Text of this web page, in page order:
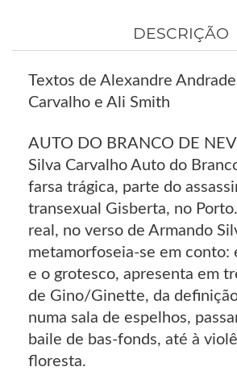
DESCRIÇÃO
Textos de Alexandre
Carvalho e Ali Smith
AUTO DO BRANCO DE
Silva Carvalho Auto do
farsa trágica, parte do
transexual Gisberta, no
real, no verso de Armando
metamorfoseia-se em conto:
e o grotesco, apresenta em
de Gino/Ginette, da
numa sala de espelhos,
baile de bas-fonds, até à
floresta.